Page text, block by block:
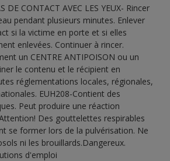
DE CONTACT AVEC LES YEUX- Rincer
pendant plusieurs minutes. Enlever
si la victime en porte et si elles
enlevées. Continuer à rincer.
un CENTRE ANTIPOISON ou un
le contenu et le récipient en
réglementations locales, régionales,
EUH208-Contient des
Peut produire une réaction
Des gouttelettes respirables
se former lors de la pulvérisation. Ne
ni les brouillards.Dangereux.
d'emploi